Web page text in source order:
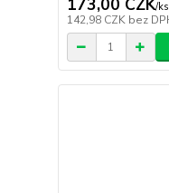
173,00 CZK/ks
142,98 CZK bez